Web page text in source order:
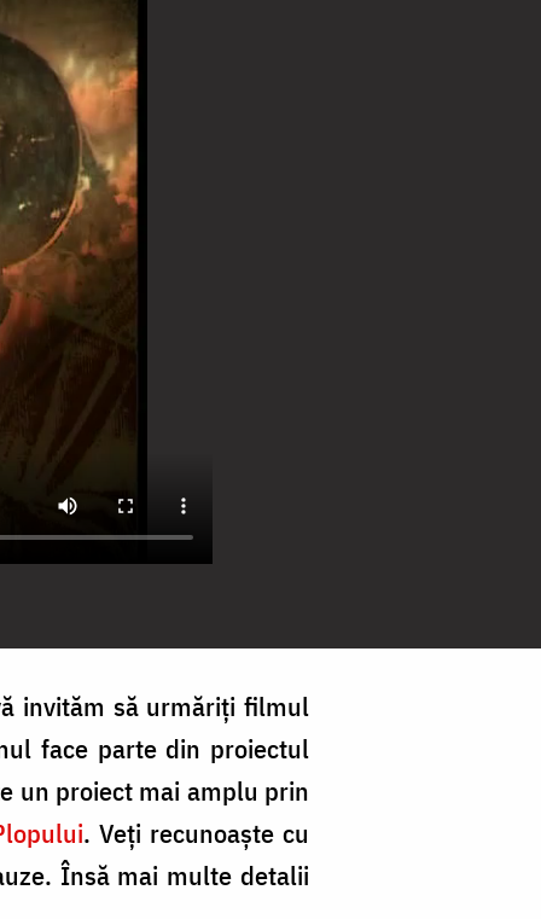
invităm să urmăriţi filmul
face parte din proiectul
un proiect mai amplu prin
. Veţi recunoaşte cu
Însă mai multe detalii